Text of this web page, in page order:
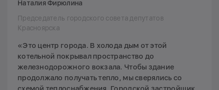
Наталия Фирюлина
Председатель городского совета депутатов
Красноярска
«Это центр города. В холода дым от этой
котельной покрывал пространство до
железнодорожного вокзала. Чтобы здание
продолжало получать тепло, мы сверялись со